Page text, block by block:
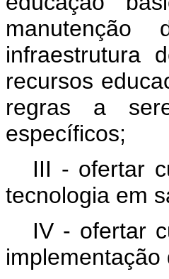
infraestrutura
recursos
regras a
específicos;
III - ofertar
tecnologia em
IV - ofertar